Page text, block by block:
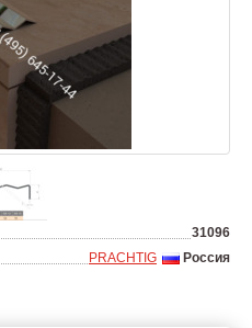
31096
Россия
PRACHTIG